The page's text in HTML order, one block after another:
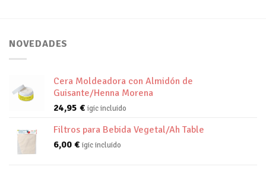
NOVEDADES
Cera Moldeadora con Almidón de
Guisante/Henna Morena
24,95 € igic incluido
Filtros para Bebida Vegetal/Ah Table
6,00 € igic incluido